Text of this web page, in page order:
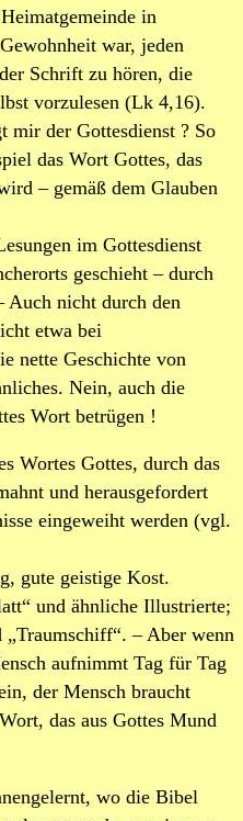
in
war, jeden
Schrift zu hören, die
vorzulesen (Lk 4,16).
mir der Gottesdienst ? So
das Wort Gottes, das
– gemäß dem Glauben
im Gottesdienst
geschieht – durch
Auch nicht durch den
etwa bei
nette Geschichte von
Nein, auch die
Wort betrügen !
Wortes Gottes, durch das
und herausgefordert
eingeweiht werden (vgl.
gute geistige Kost.
und ähnliche Illustrierte;
– Aber wenn
aufnimmt Tag für Tag
der Mensch braucht
das aus Gottes Mund
wo die Bibel